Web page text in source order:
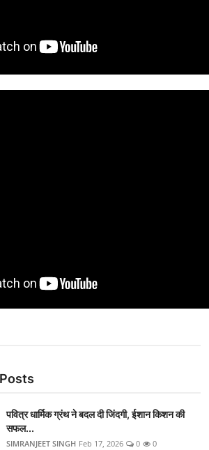
पवित्र धार्मिक ग्रंथ ने बदल दी जिंदगी, ईशान किशन की
सफल...
SIMRANJEET SINGH Feb 17, 2026 0 0